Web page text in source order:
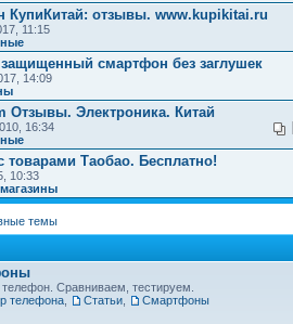
КупиКитай: отзывы. www.kupikitai.ru
11:15
смартфон без заглушек
14:09
Отзывы. Электроника. Китай
16:34
товарами Таобао. Бесплатно!
10:33
темы
Сравниваем, тестируем.
телефона Статьи Смартфоны